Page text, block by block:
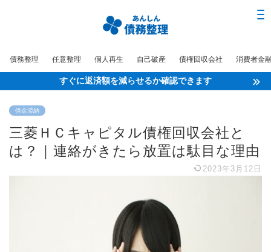
債務整理 任意整理 個人再生 自己破産 債権回収会社 消費者金
すぐに返済額を減らせるか確認できます
借金滞納
三菱ＨＣキャピタル債権回収会社と
は？｜連絡がきたら放置は駄目な理由
2023年3月12日